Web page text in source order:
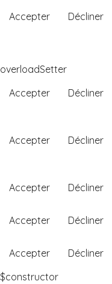
Accepter
Décliner
overloadSetter
Accepter
Décliner
Accepter Décliner
Accepter Décliner
Accepter Décliner
Accepter Décliner
$constructor